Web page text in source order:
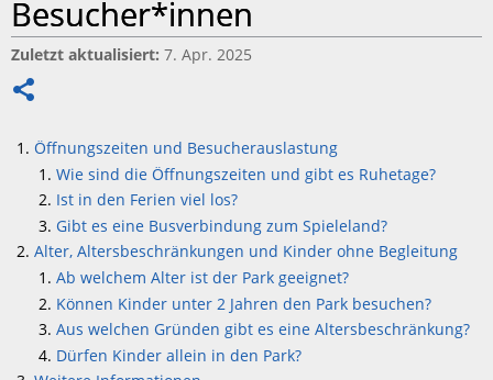
Besucher*innen
Zuletzt aktualisiert 7. Apr. 2025
Öffnungszeiten und Besucherauslastung
Wie sind die Öffnungszeiten und gibt es Ruhetage?
Ist in den Ferien viel los?
Gibt es eine Busverbindung zum Spieleland?
Alter, Altersbeschränkungen und Kinder ohne Begleitung
Ab welchem Alter ist der Park geeignet?
Können Kinder unter 2 Jahren den Park besuchen?
Aus welchen Gründen gibt es eine Altersbeschränkung?
Dürfen Kinder allein in den Park?